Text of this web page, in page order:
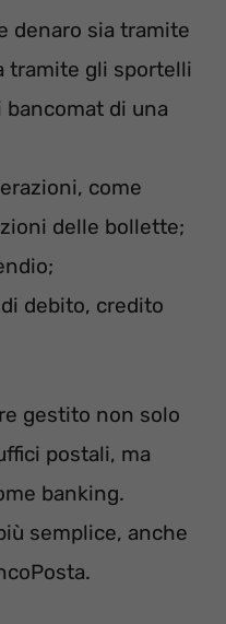
denaro sia tramite
tramite gli sportelli
bancomat di una
come
delle bollette;
debito, credito
gestito non solo
postali, ma
banking.
semplice, anche